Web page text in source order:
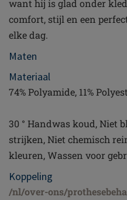
want hij is glad onder
comfort, stijl en een
elke dag.
Maten
Materiaal
74% Polyamide, 11%
30 ° Handwas koud, Niet
strijken, Niet chemisch
kleuren, Wassen voor
Koppeling
/nl/over-ons/